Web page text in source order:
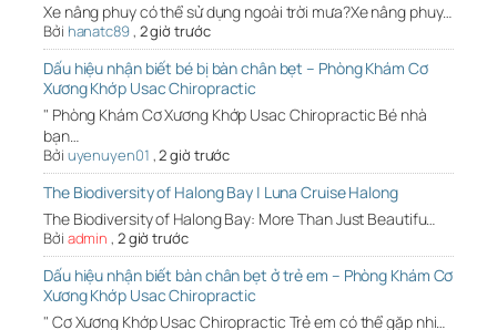
Xe nâng phuy có thể sử dụng ngoài trời mưa?Xe nâng phuy…
Bởi hanatc89, 2 giờ trước
Dấu hiệu nhận biết bé bị bàn chân bẹt – Phòng Khám Cơ
Xương Khớp Usac Chiropractic
" Phòng Khám Cơ Xương Khớp Usac Chiropractic Bé nhà
bạn…
Bởi uyenuyen01 ,2 giờ trước
The Biodiversity of Halong Bay | Luna Cruise Halong
The Biodiversity of Halong Bay: More Than Just Beautifu…
Bởi admin , 2 giờ trước
Dấu hiệu nhận biết bàn chân bẹt ở trẻ em – Phòng Khám Cơ
Xương Khớp Usac Chiropractic
" Cơ Xương Khớp Usac Chiropractic Trẻ em có thể gặp nhi…